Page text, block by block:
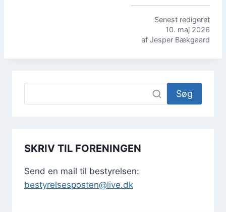
Sene­st redi­ge­ret
10. maj 2026
af Jes­per Bæk­gaard
Søg
SKRIV TIL FORENINGEN
Send en mail til bestyrelsen:
bestyrelsesposten@live.dk